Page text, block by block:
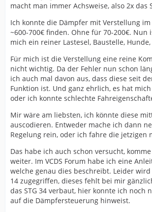
macht man immer Achsweise, also 2x das
Ich konnte die Dämpfer mit Verstellung
~600-700€ finden. Ohne für 70-200€. Nun
mich ein reiner Lastesel, Baustelle, Hunde,
Für mich ist die Verstellung eine reine
nicht wichtig. Da der Fehler nun schon
ich auch mal davon aus, dass diese seit
Funktion ist. Und ganz ehrlich, es hat
oder ich konnte schlechte
Mir wäre am liebsten, ich könnte diese
auscodieren. Entweder mache ich dann
Regelung rein, oder ich fahre die jetzigen
Das habe ich auch schon versucht,
weiter. Im VCDS Forum habe ich eine
welche genau dies beschreibt. Leider wird
14 zugegriffen, dieses fehlt bei mir
das STG 34 verbaut, hier konnte ich noch
auf die Dämpfersteuerung hinweist.